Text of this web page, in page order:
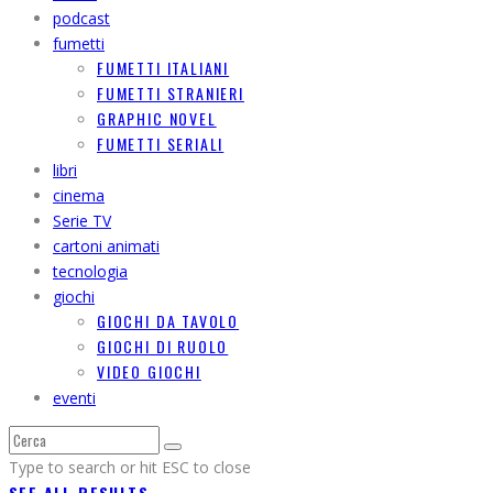
podcast
fumetti
FUMETTI ITALIANI
FUMETTI STRANIERI
GRAPHIC NOVEL
FUMETTI SERIALI
libri
cinema
Serie TV
cartoni animati
tecnologia
giochi
GIOCHI DA TAVOLO
GIOCHI DI RUOLO
VIDEO GIOCHI
eventi
Type to search or hit ESC to close